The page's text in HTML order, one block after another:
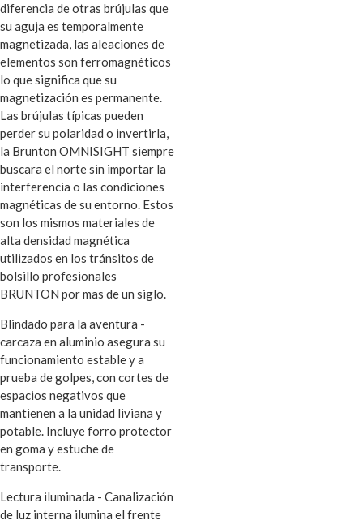
diferencia de otras brújulas que
su aguja es temporalmente
magnetizada, las aleaciones de
elementos son ferromagnéticos
lo que significa que su
magnetización es permanente.
Las brújulas típicas pueden
perder su polaridad o invertirla,
la Brunton OMNISIGHT siempre
buscara el norte sin importar la
interferencia o las condiciones
magnéticas de su entorno. Estos
son los mismos materiales de
alta densidad magnética
utilizados en los tránsitos de
bolsillo profesionales
BRUNTON por mas de un siglo.
Blindado para la aventura -
carcaza en aluminio asegura su
funcionamiento estable y a
prueba de golpes, con cortes de
espacios negativos que
mantienen a la unidad liviana y
potable. Incluye forro protector
en goma y estuche de
transporte.
Lectura iluminada - Canalización
de luz interna ilumina el frente